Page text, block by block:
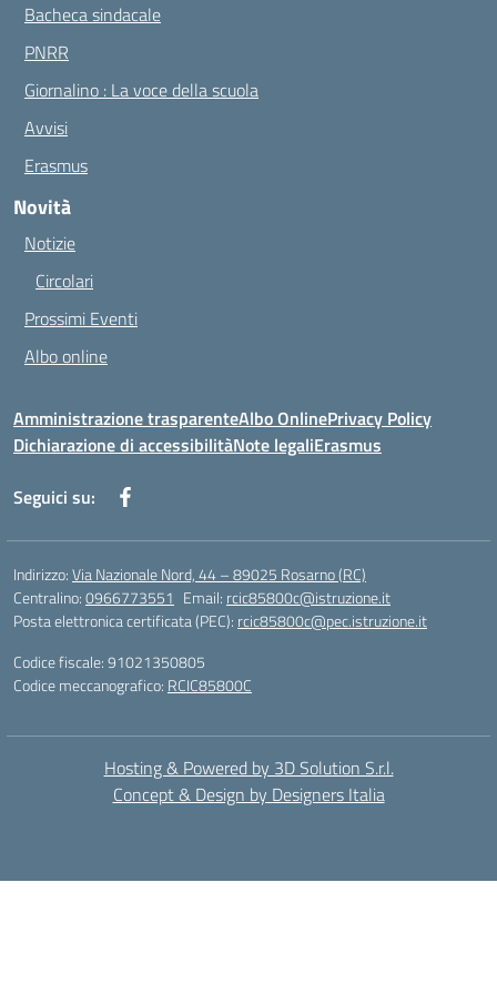
Bacheca sindacale
PNRR
Giornalino : La voce della scuola
Avvisi
Erasmus
Novità
Notizie
Circolari
Prossimi Eventi
Albo online
Amministrazione trasparenteAlbo OnlinePrivacy Policy
Dichiarazione di accessibilitàNote legaliErasmus
Seguici su:
Indirizzo:Via Nazionale Nord, 44 – 89025 Rosarno (RC)
Centralino:0966773551 Email: rcic85800c@istruzione.it
Posta elettronica certificata (PEC): rcic85800c@pec.istruzione.it
Codice fiscale: 91021350805
Codice meccanografico: RCIC85800C
Hosting & Powered by 3D Solution S.r.l.
Concept & Design by Designers Italia